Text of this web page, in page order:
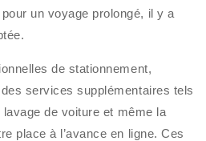
un voyage prolongé, il y a
de stationnement,
services supplémentaires tels
de voiture et même la
place à l’avance en ligne. Ces